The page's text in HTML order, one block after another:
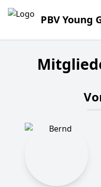
PBV Young